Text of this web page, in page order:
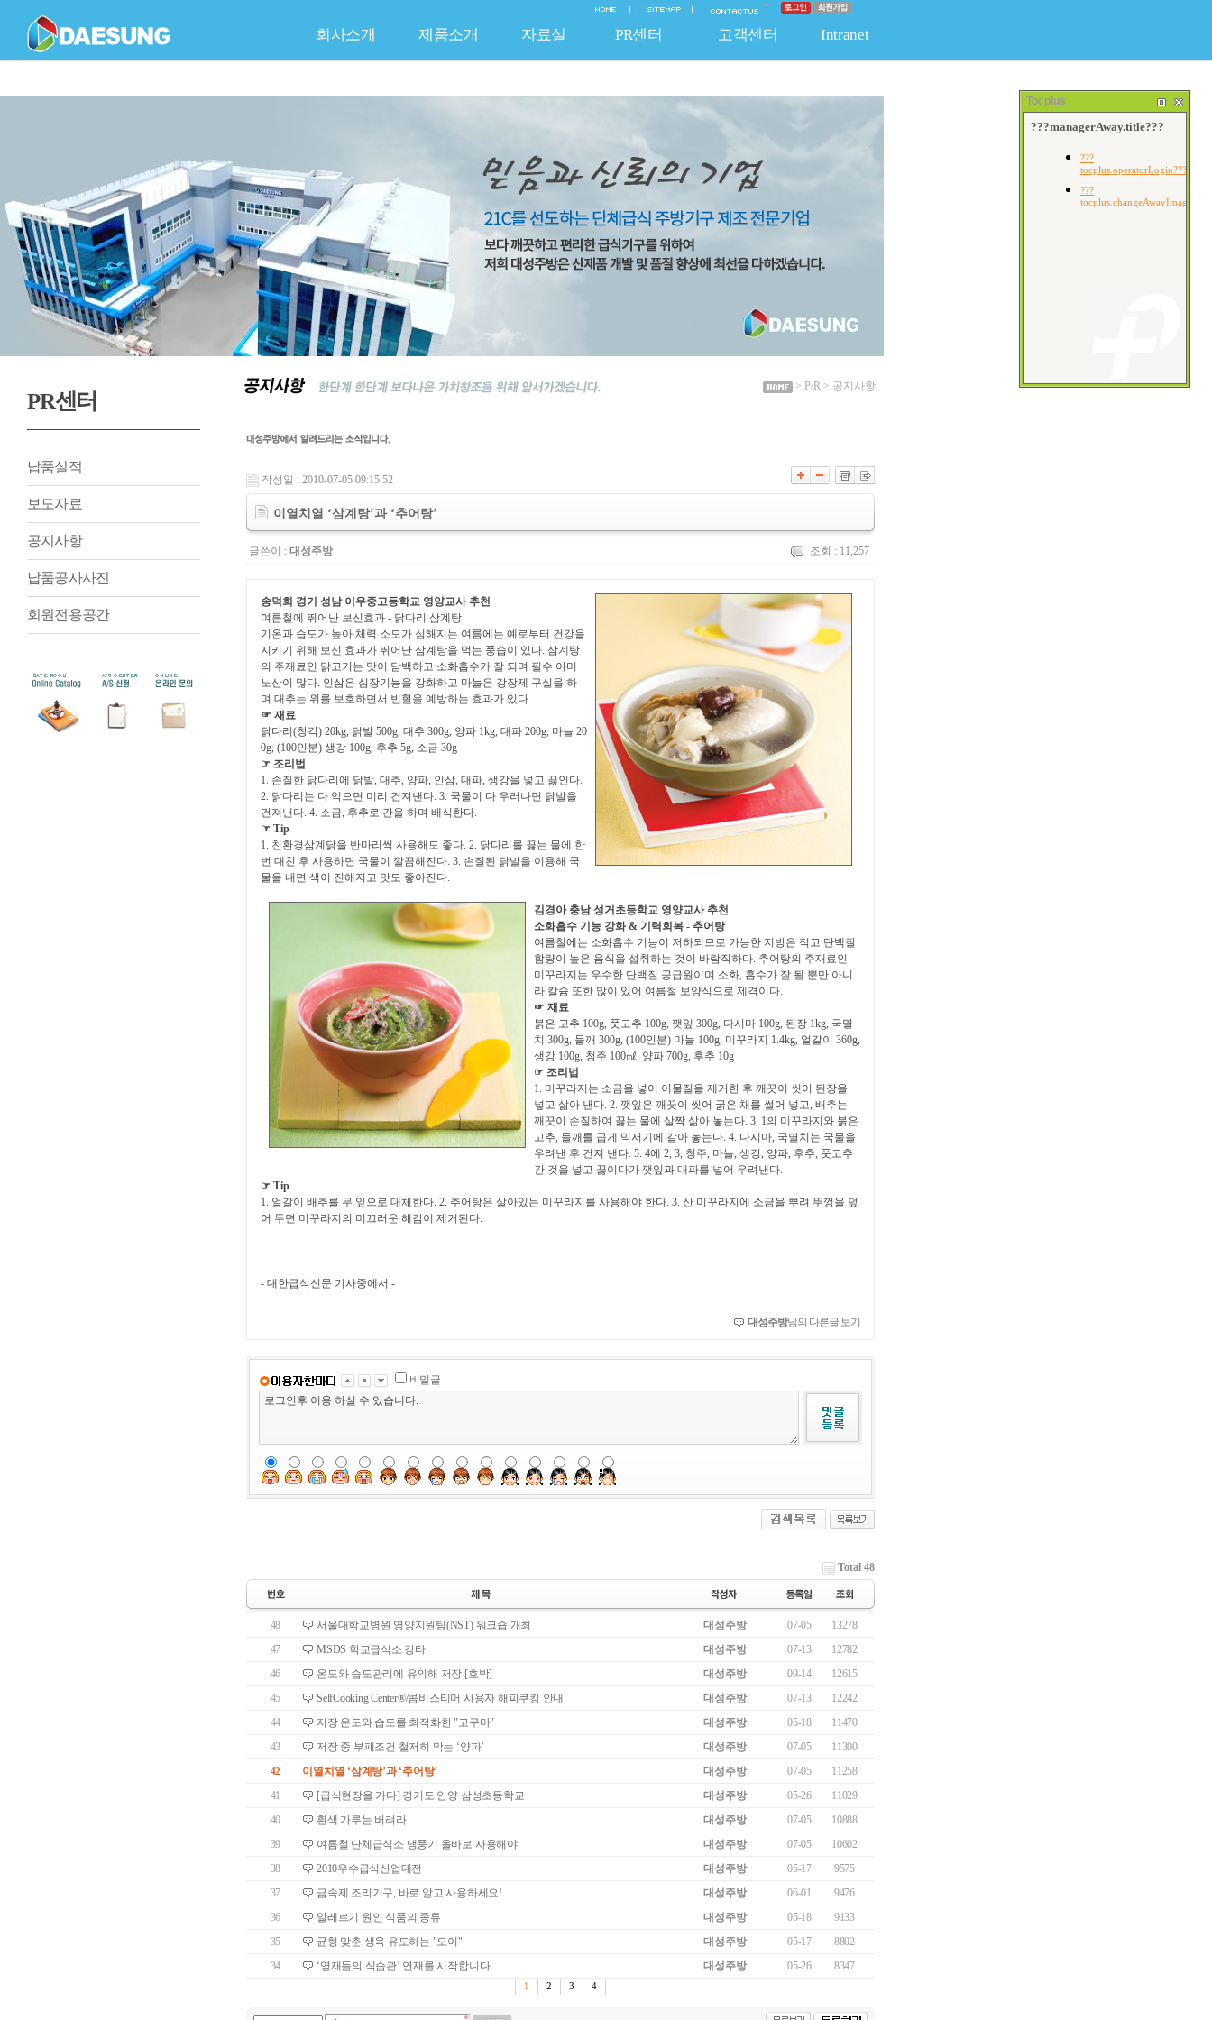
회사소개 제품소개 자료실 PR센터 고객센터 Intranet
회사개요 CEO 인사말 연혁 채용안내 찾아오시는 길
신제품 조달청 등록제품 비조달 품목 주방기물류
기술자료 홍보자료
납품실적 공지사항 납품공사사진
품질보증 System 온라인문의 불펀사항 신고 자유게시판
자유게시판
PR센터
납품실적
보도자료
공지사항
납품공사사진
회원전용공간
> P/R > 공지사항
작성일 : 2010-07-05 09:15:52
이열치열 ‘삼계탕’과 ‘추어탕’
글쓴이 : 대성주방 조회 : 11,257
송덕희 경기 성남 이우중고등학교 영양교사 추천
여름철에 뛰어난 보신효과 - 닭다리 삼계탕
기온과 습도가 높아 체력 소모가 심해지는 여름에는 예로부터 건강을
지키기 위해 보신 효과가 뛰어난 삼계탕을 먹는 풍습이 있다. 삼계탕
의 주재료인 닭고기는 맛이 담백하고 소화흡수가 잘 되며 필수 아미
노산이 많다. 인삼은 심장기능을 강화하고 마늘은 강장제 구실을 하
며 대추는 위를 보호하면서 빈혈을 예방하는 효과가 있다.
☞ 재료
닭다리(창각) 20kg, 닭발 500g, 대추 300g, 양파 1kg, 대파 200g, 마늘 20
0g, (100인분) 생강 100g, 후추 5g, 소금 30g
☞ 조리법
1. 손질한 닭다리에 닭발, 대추, 양파, 인삼, 대파, 생강을 넣고 끓인다.
2. 닭다리는 다 익으면 미리 건져낸다. 3. 국물이 다 우러나면 닭발을
건져낸다. 4. 소금, 후추로 간을 하며 배식한다.
☞ Tip
1. 친환경삼계닭을 반마리씩 사용해도 좋다. 2. 닭다리를 끓는 물에 한
번 대친 후 사용하면 국물이 깔끔해진다. 3. 손질된 닭발을 이용해 국
물을 내면 색이 진해지고 맛도 좋아진다.
김경아 충남 성거초등학교 영양교사 추천
소화흡수 기능 강화 & 기력회복 - 추어탕
여름철에는 소화흡수 기능이 저하되므로 가능한 지방은 적고 단백질
함량이 높은 음식을 섭취하는 것이 바람직하다. 추어탕의 주재료인
미꾸라지는 우수한 단백질 공급원이며 소화, 흡수가 잘 될 뿐만 아니
라 칼슘 또한 많이 있어 여름철 보양식으로 제격이다.
☞ 재료
붉은 고추 100g, 풋고추 100g, 깻잎 300g, 다시마 100g, 된장 1kg, 국멸
치 300g, 들깨 300g, (100인분) 마늘 100g, 미꾸라지 1.4kg, 얼갈이 360g,
생강 100g, 청주 100㎖, 양파 700g, 후추 10g
☞ 조리법
1. 미꾸라지는 소금을 넣어 이물질을 제거한 후 깨끗이 씻어 된장을
넣고 삶아 낸다. 2. 깻잎은 깨끗이 씻어 굵은 채를 썰어 넣고, 배추는
깨끗이 손질하여 끓는 물에 살짝 삶아 놓는다. 3. 1의 미꾸라지와 붉은
고추, 들깨를 곱게 믹서기에 갈아 놓는다. 4. 다시마, 국멸치는 국물을
우려낸 후 건져 낸다. 5. 4에 2, 3, 청주, 마늘, 생강, 양파, 후추, 풋고추
간 것을 넣고 끓이다가 깻잎과 대파를 넣어 우려낸다.
☞ Tip
1. 얼갈이 배추를 무 잎으로 대체한다. 2. 추어탕은 살아있는 미꾸라지를 사용해야 한다. 3. 산 미꾸라지에 소금을 뿌려 뚜껑을 덮
어 두면 미꾸라지의 미끄러운 해감이 제거된다.
- 대한급식신문 기사중에서 -
대성주방님의 다른글 보기
비밀글
Total 48
48 서울대학교병원 영양지원팀(NST) 워크숍 개최 대성주방 07-05
13278
47
MSDS 학교급식소 강타 대성주방 07-13
12782
46
온도와 습도관리에 유의해 저장 [호박] 대성주방 09-14
12615
45
SelfCooking Center®/콤비스티머 사용자 해피쿠킹 안내 대성주방 07-13
12242
44
저장 온도와 습도를 최적화한 "고구마" 대성주방 05-18
11470
43
저장 중 부패조건 철저히 막는 ‘양파’ 대성주방 07-05 11300
42 이열치열 ‘삼계탕’과 ‘추어탕’ 대성주방 07-05
11258
41
[급식현장을 가다] 경기도 안양 삼성초등학교 대성주방 05-26
11029
40
흰색 가루는 버려라 대성주방 07-05
10888
39
여름철 단체급식소 냉풍기 올바로 사용해야 대성주방 07-05
10602
38
2010우수급식산업대전 대성주방 05-17
9575
37
금속제 조리기구, 바로 알고 사용하세요! 대성주방 06-01
9476
36
알레르기 원인 식품의 종류 대성주방 05-18
9133
35
균형 맞춘 생육 유도하는 "오이" 대성주방 05-17
8802
34
‘영재들의 식습관’ 연재를 시작합니다 대성주방 05-26 8347
1 2 3 4
Tocplus